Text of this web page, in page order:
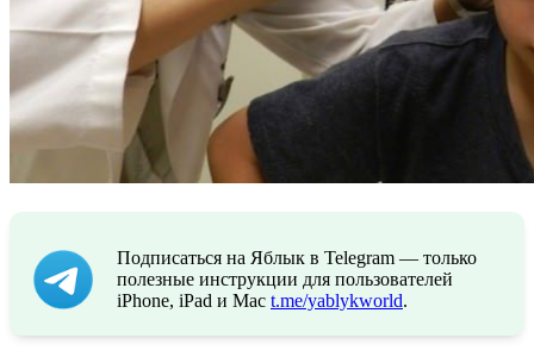
Подписаться на Яблык в Telegram — только
полезные инструкции для пользователей
iPhone, iPad и Mac t.me/yablykworld.